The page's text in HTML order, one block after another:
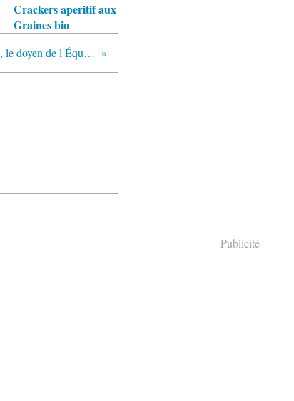
Crackers aperitif aux
Graines bio
Tristan Gascoin, le doyen de l Équipe de France
Publicité